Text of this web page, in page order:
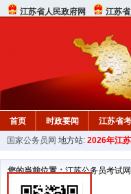
江苏省人民政府网 江苏
首页 时政要闻 江苏省
国家公务员网 地方站: 2026年江
您的当前位置：江苏公务员考试网